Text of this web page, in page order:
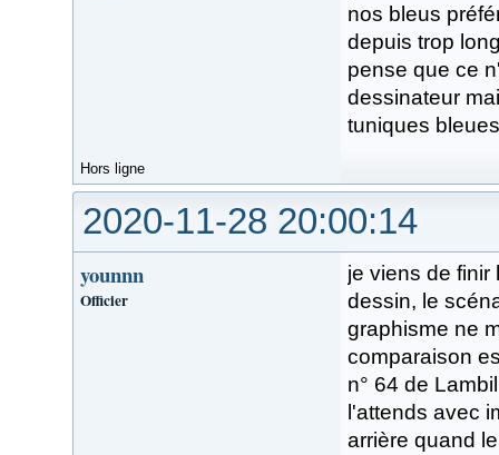
nos bleus
depuis trop
pense que ce
dessinateur
tuniques
Hors ligne
2020-11-28 20:00:14
younnn
Officier
je viens de
dessin, le
graphisme ne
comparaison
n° 64 de
l'attends avec
arrière quand